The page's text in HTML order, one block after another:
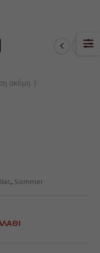
ακόμη. )
, Sommer